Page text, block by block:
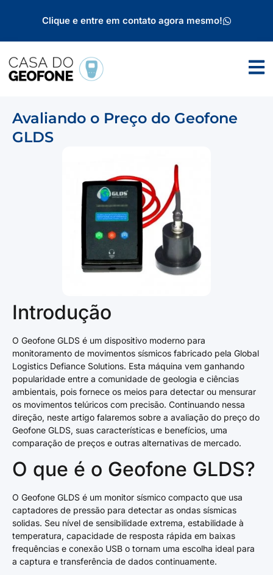
Clique e entre em contato agora mesmo!
Avaliando o Preço do Geofone
GLDS
Introdução
O Geofone GLDS é um dispositivo moderno para
monitoramento de movimentos sísmicos fabricado pela Global
Logistics Defiance Solutions. Esta máquina vem ganhando
popularidade entre a comunidade de geologia e ciências
ambientais, pois fornece os meios para detectar ou mensurar
os movimentos telúricos com precisão. Continuando nessa
direção, neste artigo falaremos sobre a avaliação do preço do
Geofone GLDS, suas características e benefícios, uma
comparação de preços e outras alternativas de mercado.
O que é o Geofone GLDS?
O Geofone GLDS é um monitor sísmico compacto que usa
captadores de pressão para detectar as ondas sísmicas
solidas. Seu nível de sensibilidade extrema, estabilidade à
temperatura, capacidade de resposta rápida em baixas
frequências e conexão USB o tornam uma escolha ideal para
a captura e transferência de dados continuamente.